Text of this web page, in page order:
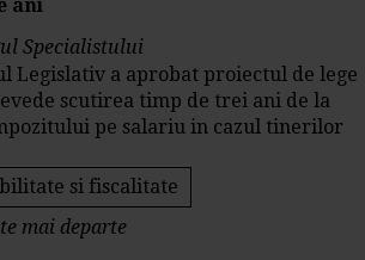
ani
Specialistului
Legislativ a aprobat proiectul de lege
scutirea timp de trei ani de la
pe salariu in cazul tinerilor
si fiscalitate
mai departe